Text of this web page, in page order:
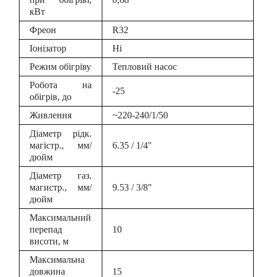
кВт
Фреон
R32
Іонізатор
Ні
Режим обігріву
Тепловий насос
Робота на
обігрів, до
-25
Живлення
~220-240/1/50
Діаметр рідк.
магістр., мм/
дюйм
6.35 / 1/4"
Діаметр газ.
магистр., мм/
дюйм
9.53 / 3/8"
Максимальний
перепад
висоти, м
10
Максимальна
довжина
15